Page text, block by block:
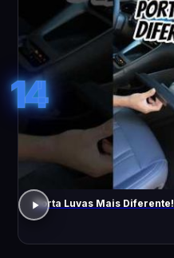
14
Porta Luvas Mais Diferente!